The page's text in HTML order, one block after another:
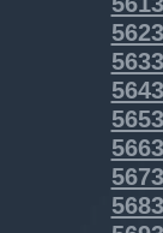
5623
5633
5643
5653
5663
5673
5683